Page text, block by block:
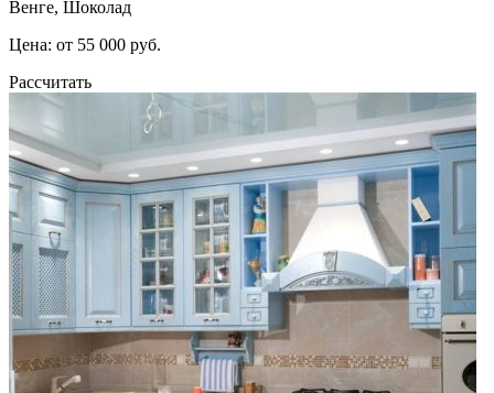
Венге, Шоколад
Цена: от 55 000 руб.
Рассчитать